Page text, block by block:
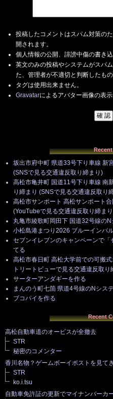
投稿したコメントはスパム対策の
開されます。
個人情報の公開、誹謗中傷の書き
英文のみの投稿やシステムがスパ
た、管理者が不適切と判断したもの
タグは使用出来ません。
Gravatarによるアバター画像の表示
坂出市府中町 県道33号下り車線 新
(SNSで見る交通違反取り締まり)
高松市亀井町 国道11号下り車線 南
り締まり (SNSで見る交通違反取り
高松市サンポート 高松サンポート
(YouTubeで見る交通違反取り締ま
丸亀市綾歌町岡田下 国道32号線のN
小松島港まつり2026 ブルーインパ
セブンイレブンのキャンペーンで
てる
高松市春日町 高松大学前での可搬
トリートビューで見る交通違反取り
サーターアンダギーを作る
まんのう町七箇 県道4号線のNシス
ブコパイを作る
Recent
高松自動車道のオービスが全撤去
STR
秘密のコメンター
香川名物？ゲームボーイポストを見て
STR
ko.i.tsu
自動車免許証の更新でマイナンバーカ